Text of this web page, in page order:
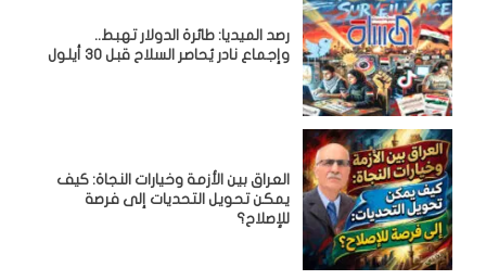
رصد الميديا: طائرة الدولار تهبط..
وإجماع نادر يُحاصر السلاح قبل 30 أيلول
العراق بين الأزمة وخيارات النجاة: كيف
يمكن تحويل التحديات إلى فرصة
للإصلاح؟